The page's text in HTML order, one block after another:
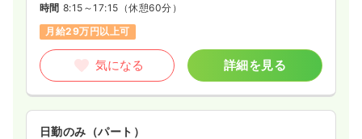
時間 8:15～17:15 （休憩60分）
月給29万円以上可
気になる 詳細を見る
日勤のみ（パート）